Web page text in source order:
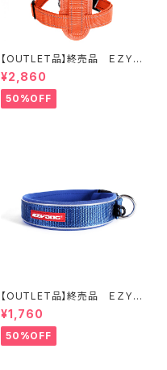
【OUTLET品】終売品 ＥＺＹＤ
¥2,860
50%OFF
【OUTLET品】終売品 ＥＺＹＤ
ＯＧ ネオカラー L ブルー
¥1,760
50%OFF